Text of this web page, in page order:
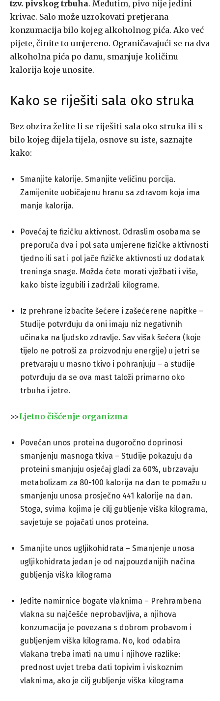
tzv. pivskog trbuha. Međutim, pivo nije jedini
krivac. Salo može uzrokovati pretjerana
konzumacija bilo kojeg alkoholnog pića. Ako već
pijete, činite to umjereno. Ograničavajući se na dva
alkoholna pića po danu, smanjuje količinu
kalorija koje unosite.
Kako se riješiti sala oko struka
Bez obzira želite li se riješiti sala oko struka ili s
bilo kojeg dijela tijela, osnove su iste, saznajte
kako:
Smanjite kalorije. Smanjite veličinu porcija.
Zamijenite uobičajenu hranu sa zdravom koja ima
manje kalorija.
Povećaj te fizičku aktivnost. Odraslim osobama se
preporuča dva i pol sata umjerene fizičke aktivnosti
tjedno ili sat i pol jače fizičke aktivnosti uz dodatak
treninga snage. Možda ćete morati vježbati i više,
kako biste izgubili i zadržali kilograme.
Iz prehrane izbacite šećere i zašećerene napitke –
Studije potvrđuju da oni imaju niz negativnih
učinaka na ljudsko zdravlje. Sav višak šećera (koje
tijelo ne potroši za proizvodnju energije) u jetri se
pretvaraju u masno tkivo i pohranjuju – a studije
potvrđuju da se ova mast taloži primarno oko
trbuha i jetre.
>>Ljetno čišćenje organizma
Povećan unos proteina dugoročno doprinosi
smanjenju masnoga tkiva – Studije pokazuju da
proteini smanjuju osjećaj gladi za 60%, ubrzavaju
metabolizam za 80-100 kalorija na dan te pomažu u
smanjenju unosa prosječno 441 kalorije na dan.
Stoga, svima kojima je cilj gubljenje viška kilograma,
savjetuje se pojačati unos proteina.
Smanjite unos ugljikohidrata – Smanjenje unosa
ugljikohidrata jedan je od najpouzdanijih načina
gubljenja viška kilograma
Jedite namirnice bogate vlaknima – Prehrambena
vlakna su najčešće neprobavljiva, a njihova
konzumacija je povezana s dobrom probavom i
gubljenjem viška kilograma. No, kod odabira
vlakana treba imati na umu i njihove razlike:
prednost uvjet treba dati topivim i viskoznim
vlaknima, ako je cilj gubljenje viška kilograma